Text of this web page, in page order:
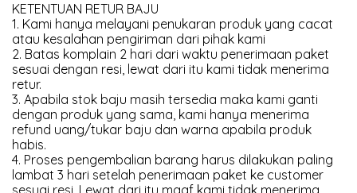
KETENTUAN RETUR BAJU
1. Kami hanya melayani penukaran produk yang cacat
atau kesalahan pengiriman dari pihak kami
2. Batas komplain 2 hari dari waktu penerimaan paket
sesuai dengan resi, lewat dari itu kami tidak menerima
retur.
3. Apabila stok baju masih tersedia maka kami ganti
dengan produk yang sama, kami hanya menerima
refund uang/tukar baju dan warna apabila produk
habis.
4. Proses pengembalian barang harus dilakukan paling
lambat 3 hari setelah penerimaan paket ke customer
sesuai resi. Lewat dari itu maaf kami tidak menerima